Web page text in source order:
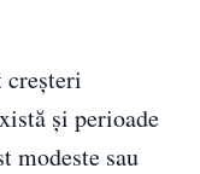
și perioade
modeste sau